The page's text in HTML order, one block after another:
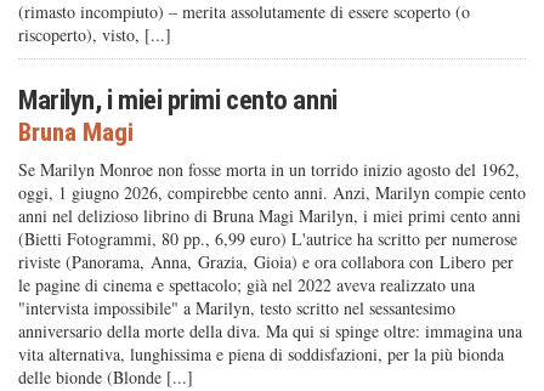
(rimasto incompiuto) – merita assolutamente di essere scoperto (o
riscoperto), visto, [...]
Marilyn, i miei primi cento anni
Bruna Magi
Se Marilyn Monroe non fosse morta in un torrido inizio agosto del 1962,
oggi, 1 giugno 2026, compirebbe cento anni. Anzi, Marilyn compie cento
anni nel delizioso librino di Bruna Magi Marilyn, i miei primi cento anni
(Bietti Fotogrammi, 80 pp., 6,99 euro) L'autrice ha scritto per numerose
riviste (Panorama, Anna, Grazia, Gioia) e ora collabora con Libero per
le pagine di cinema e spettacolo; già nel 2022 aveva realizzato una
"intervista impossibile" a Marilyn, testo scritto nel sessantesimo
anniversario della morte della diva. Ma qui si spinge oltre: immagina una
vita alternativa, lunghissima e piena di soddisfazioni, per la più bionda
delle bionde (Blonde [...]